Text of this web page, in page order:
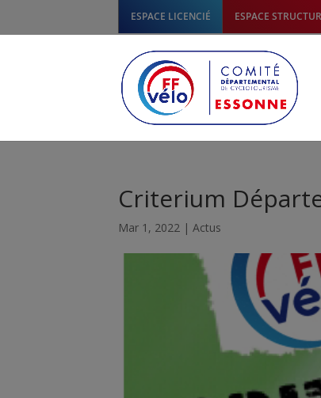
ESPACE LICENCIÉ ESPACE
Criterium
Mar 1, 2022 |Actus